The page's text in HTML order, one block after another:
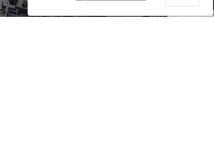
Keyboard shortcuts